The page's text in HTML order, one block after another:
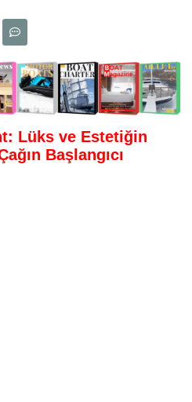
Lüks ve Estetiğin
Başlangıcı